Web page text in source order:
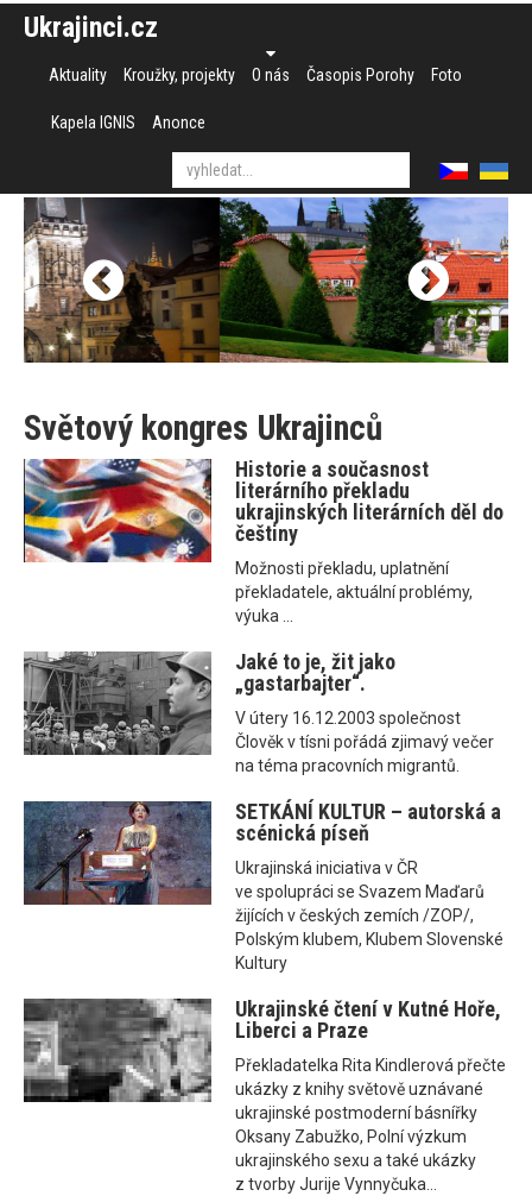
Ukrajinci.cz
Aktuality Kroužky, projekty O nás Časopis Porohy Foto
Kapela IGNIS Anonce
Světový kongres Ukrajinců
Historie a současnost
literárního překladu
ukrajinských literárních děl do
češtiny
Možnosti překladu, uplatnění
překladatele, aktuální problémy,
výuka ...
Jaké to je, žit jako
„gastarbajter“.
V útery 16.12.2003 společnost
Člověk v tísni pořádá zjimavý večer
na téma pracovních migrantů.
SETKÁNÍ KULTUR – autorská a
scénická píseň
Ukrajinská iniciativa v ČR
ve spolupráci se Svazem Maďarů
žijících v českých zemích /ZOP/,
Polským klubem, Klubem Slovenské
Kultury
Ukrajinské čtení v Kutné Hoře,
Liberci a Praze
Překladatelka Rita Kindlerová přečte
ukázky z knihy světově uznávané
ukrajinské postmoderní básnířky
Oksany Zabužko, Polní výzkum
ukrajinského sexu a také ukázky
z tvorby Jurije Vynnyčuka...